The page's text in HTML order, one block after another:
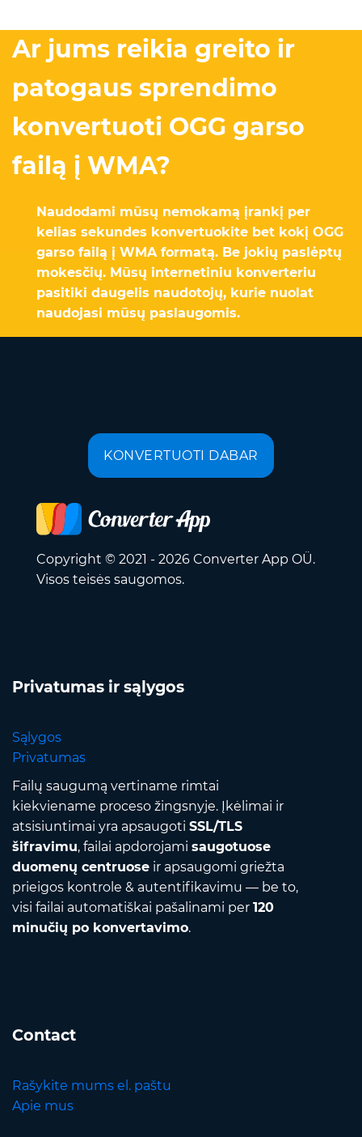
Ar jums reikia greito ir
patogaus sprendimo
konvertuoti OGG garso
failą į WMA?
Naudodami mūsų nemokamą įrankį per
kelias sekundes konvertuokite bet kokį OGG
garso failą į WMA formatą. Be jokių paslėptų
mokesčių. Mūsų internetiniu konverteriu
pasitiki daugelis naudotojų, kurie nuolat
naudojasi mūsų paslaugomis.
KONVERTUOTI DABAR
Copyright © 2021 - 2026 Converter App OÜ.
Visos teisės saugomos.
Privatumas ir sąlygos
Sąlygos
Privatumas
Failų saugumą vertiname rimtai
kiekviename proceso žingsnyje. Įkėlimai ir
atsisiuntimai yra apsaugoti SSL/TLS
šifravimu, failai apdorojami saugotuose
duomenų centruose ir apsaugomi griežta
prieigos kontrole & autentifikavimu — be to,
visi failai automatiškai pašalinami per 120
minučių po konvertavimo.
Contact
Rašykite mums el. paštu
Apie mus